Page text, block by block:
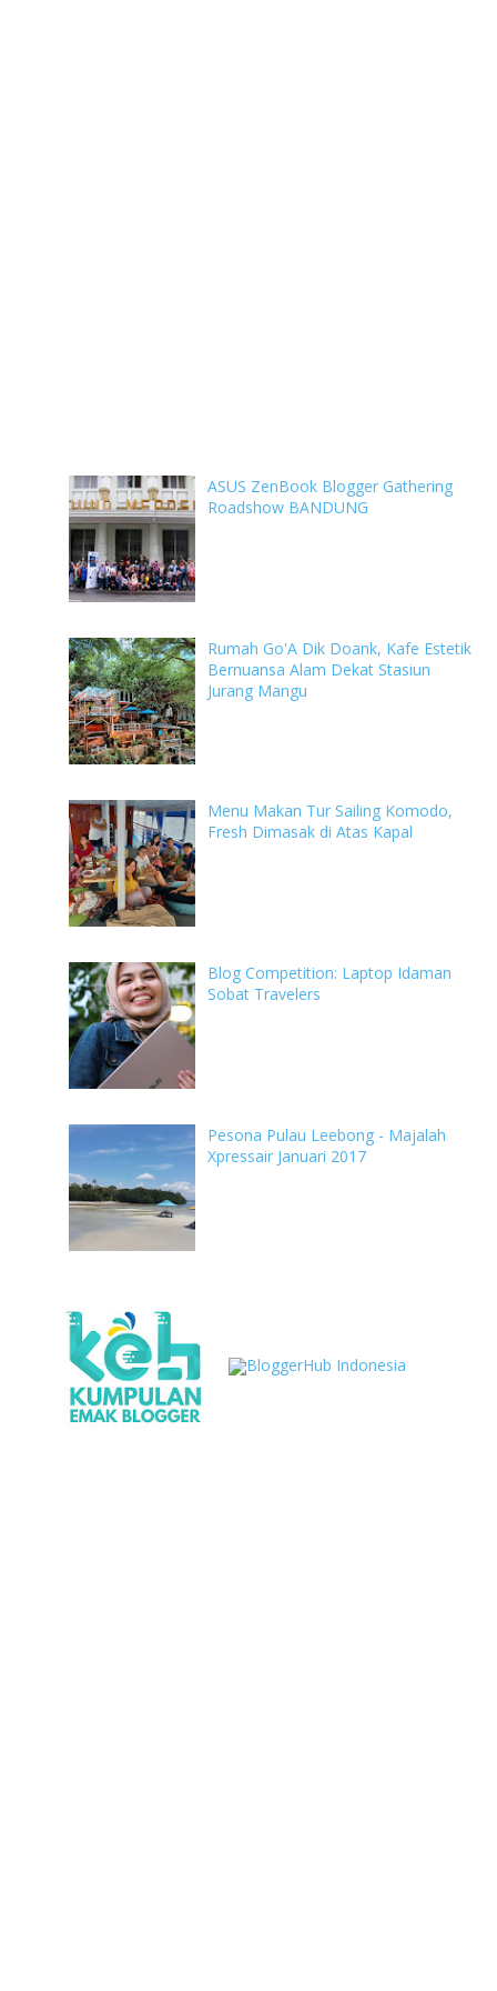
ASUS ZenBook Blogger Gathering
Roadshow BANDUNG
Rumah Go'A Dik Doank, Kafe Estetik
Bernuansa Alam Dekat Stasiun
Jurang Mangu
Menu Makan Tur Sailing Komodo,
Fresh Dimasak di Atas Kapal
Blog Competition: Laptop Idaman
Sobat Travelers
Pesona Pulau Leebong - Majalah
Xpressair Januari 2017